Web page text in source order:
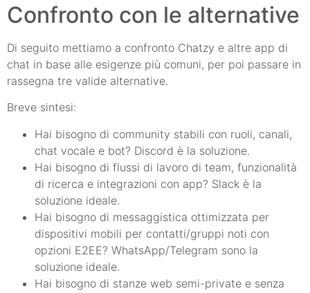
Confronto con le alternative
Di seguito mettiamo a confronto Chatzy e altre app di
chat in base alle esigenze più comuni, per poi passare in
rassegna tre valide alternative.
Breve sintesi:
Hai bisogno di community stabili con ruoli, canali,
chat vocale e bot? Discord è la soluzione.
Hai bisogno di flussi di lavoro di team, funzionalità
di ricerca e integrazioni con app? Slack è la
soluzione ideale.
Hai bisogno di messaggistica ottimizzata per
dispositivi mobili per contatti/gruppi noti con
opzioni E2EE? WhatsApp/Telegram sono la
soluzione ideale.
Hai bisogno di stanze web semi-private e senza